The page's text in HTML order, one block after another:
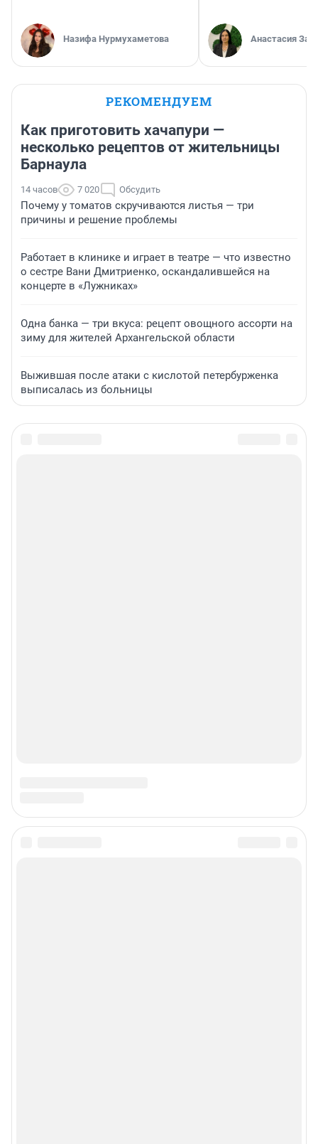
Назифа Нурмухаметова Анастасия
РЕКОМЕНДУЕМ
Как приготовить хачапури —
несколько рецептов от жительницы
Барнаула
14 часов 7 020 Обсудить
Почему у томатов скручиваются листья — три
причины и решение проблемы
Работает в клинике и играет в театре — что известно
о сестре Вани Дмитриенко, оскандалившейся на
концерте в «Лужниках»
Одна банка — три вкуса: рецепт овощного ассорти на
зиму для жителей Архангельской области
Выжившая после атаки с кислотой петербурженка
выписалась из больницы